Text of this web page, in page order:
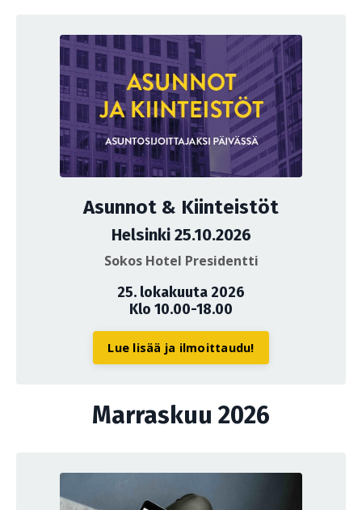
Asunnot & Kiinteistöt
Helsinki 25.10.2026
Sokos Hotel Presidentti
25. lokakuuta 2026
Klo 10.00-18.00
Lue lisää ja ilmoittaudu!
Marraskuu 2026